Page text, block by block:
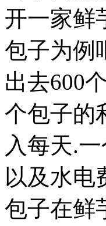
开一家鲜
包子为例
出去600
个包子的
入每天.
以及水电
包子在鲜